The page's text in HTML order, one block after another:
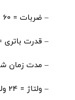
– ضربات = 60 ضربه در ثانیه
– قدرت باتری = 1300 وات
– مدت زمان شارژ =
– ولتاژ = 24 ولت